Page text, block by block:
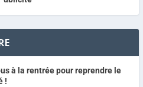
à la rentrée pour reprendre le
!